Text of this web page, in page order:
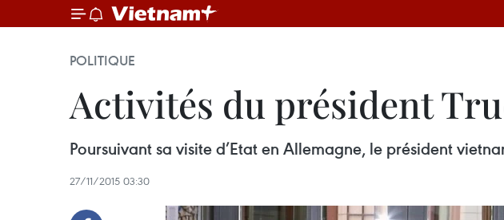
POLITIQUE
Activités du président
Poursuivant sa visite d’Etat en Allemagne, le président
27/11/2015 03:30